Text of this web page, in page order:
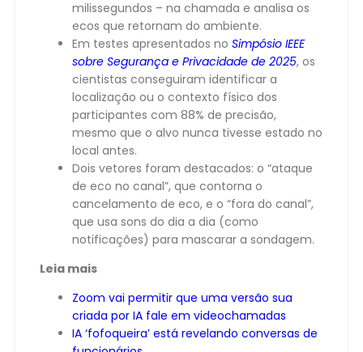
milissegundos – na chamada e analisa os
ecos que retornam do ambiente.
Em testes apresentados no Simpósio IEEE
sobre Segurança e Privacidade de 2025, os
cientistas conseguiram identificar a
localização ou o contexto físico dos
participantes com 88% de precisão,
mesmo que o alvo nunca tivesse estado no
local antes.
Dois vetores foram destacados: o “ataque
de eco no canal”, que contorna o
cancelamento de eco, e o “fora do canal”,
que usa sons do dia a dia (como
notificações) para mascarar a sondagem.
Leia mais
Zoom vai permitir que uma versão sua
criada por IA fale em videochamadas
IA ‘fofoqueira’ está revelando conversas de